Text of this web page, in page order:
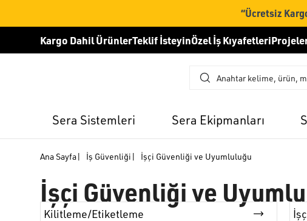
“Ücretsiz
Kargo Dahil ÜrünlerTeklif İsteyinÖzel İş Kıyafetleri
Sera Sistemleri Sera Ekipmanları
Ana Sayfa| İş Güvenliği | İşçi Güvenliği ve Uyumluluğu
İşçi Güvenliği ve
Kilitleme/Etiketleme